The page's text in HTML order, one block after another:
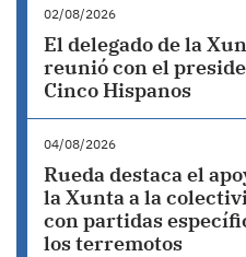
02/08/2026
El delegado de la
reunió con el
Cinco Hispanos
04/08/2026
Rueda destaca el
la Xunta a la
con partidas
los terremotos